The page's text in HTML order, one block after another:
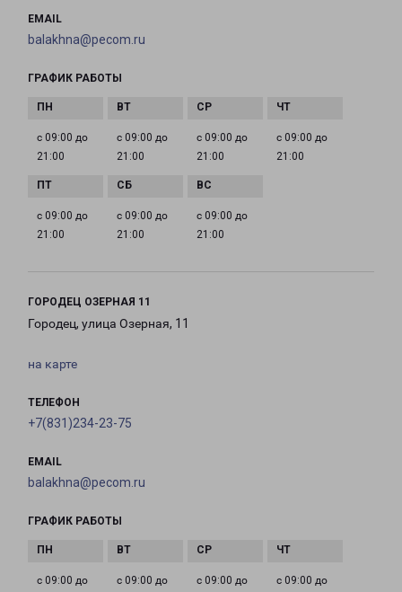
EMAIL
balakhna@pecom.ru
ГРАФИК РАБОТЫ
с 09:00 до
21:00
с 09:00 до
21:00
с 09:00 до
21:00
с 09:00 до
21:00
с 09:00 до
21:00
с 09:00 до
21:00
с 09:00 до
21:00
ГОРОДЕЦ ОЗЕРНАЯ 11
Городец, улица Озерная, 11
на карте
ТЕЛЕФОН
+7(831)234-23-75
EMAIL
balakhna@pecom.ru
ГРАФИК РАБОТЫ
с 09:00 до
с 09:00 до
с 09:00 до
с 09:00 до